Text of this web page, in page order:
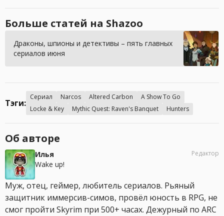
Больше статей на Shazoo
Драконы, шпионы и детективы – пять главных
сериалов июня
Тэги:
Сериал Narcos Altered Carbon
A Show To Go
Locke & Key
Mythic Quest: Raven's Banquet Hunters
Об авторе
Илья
Wake up!
Редактор
Муж, отец, геймер, любитель сериалов. Рьяный
защитник иммерсив-симов, провёл юность в RPG, не
смог пройти Skyrim при 500+ часах. Дежурный по ARC